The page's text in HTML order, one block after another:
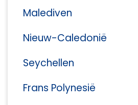
Malediven
Nieuw-Caledonië
Seychellen
Frans Polynesië